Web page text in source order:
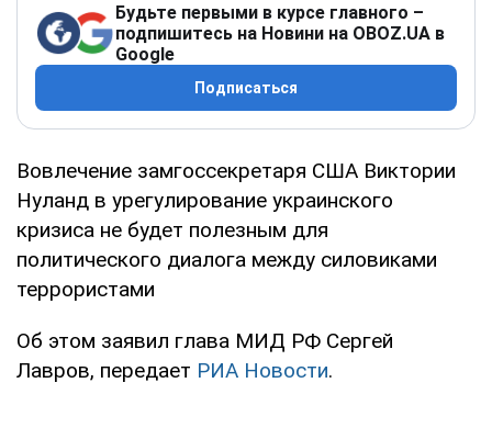
Будьте первыми в курсе главного –
подпишитесь на Новини на OBOZ.UA в
Google
Подписаться
Вовлечение замгоссекретаря США Виктории
Нуланд в урегулирование украинского
кризиса не будет полезным для
политического диалога между силовиками
террористами
Об этом заявил глава МИД РФ Сергей
Лавров, передает РИА Новости.